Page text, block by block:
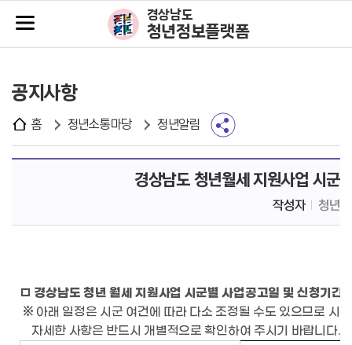
주메뉴바로가기
본문바로가기
경상남도
청년정보플랫폼
공지사항
홈 청년소통마당 청년알림
경상남도 청년월세 지원사업 시군
작성자 청년
□ 경상남도 청년 월세 지원사업 시군별 사업공고일 및 신청기간
※ 아래 일정은 시군 여건에 따라 다소 조정될 수도 있으므로 시
자세한 사항은 반드시 개별적으로 확인하여 주시기 바랍니다.